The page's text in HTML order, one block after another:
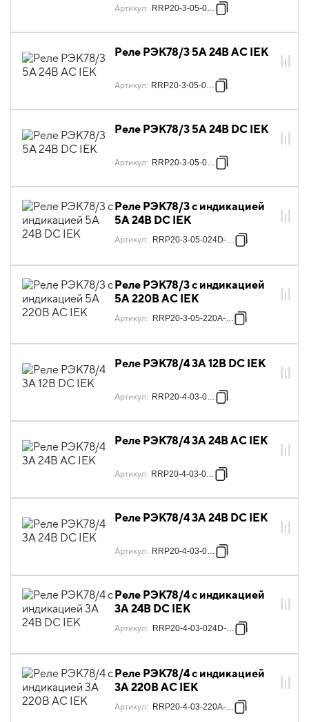
Артикул: RRP20-3-05-012D
Реле РЭК78/3 5А 24В AC IEK
Артикул: RRP20-3-05-024A
Реле РЭК78/3 5А 24В DC IEK
Артикул: RRP20-3-05-024D
Реле РЭК78/3 с индикацией
5А 24В DC IEK
Артикул: RRP20-3-05-024D-LED
Реле РЭК78/3 с индикацией
5А 220В AC IEK
Артикул: RRP20-3-05-220A-LED
Реле РЭК78/4 3А 12В DC IEK
Артикул: RRP20-4-03-012D
Реле РЭК78/4 3А 24В AC IEK
Артикул: RRP20-4-03-024A
Реле РЭК78/4 3А 24В DC IEK
Артикул: RRP20-4-03-024D
Реле РЭК78/4 с индикацией
3А 24В DC IEK
Артикул: RRP20-4-03-024D-LED
Реле РЭК78/4 с индикацией
3А 220В AC IEK
Артикул: RRP20-4-03-220A-LED